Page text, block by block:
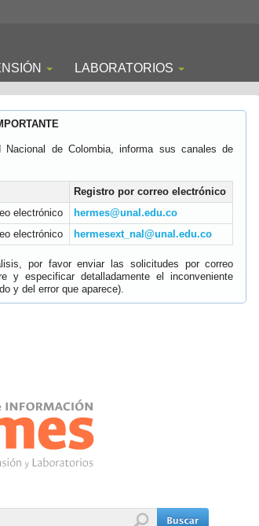
LABORATORIOS
de Colombia, informa sus canales de
Registro por correo electrónico
electrónico
hermes@unal.edu.co
electrónico hermesext_nal@unal.edu.co
por favor enviar las solicitudes por correo
especificar detalladamente el inconveniente
y del error que aparece).